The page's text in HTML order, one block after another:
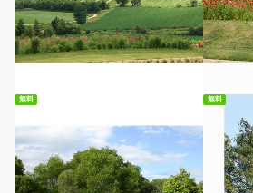
無料ダウンロード
無料 無料